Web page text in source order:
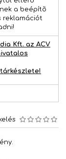
a beépítõ
reklamációt
Kft. az ACV